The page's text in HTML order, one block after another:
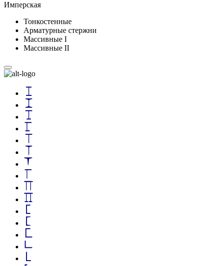
Имперская
Тонкостенные
Арматурные стержни
Массивные I
Массивные II